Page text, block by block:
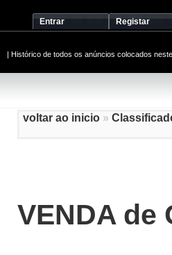
Entrar Registar
| Histórico de todos os anúncios colocados
voltar ao inicio »
VENDA de